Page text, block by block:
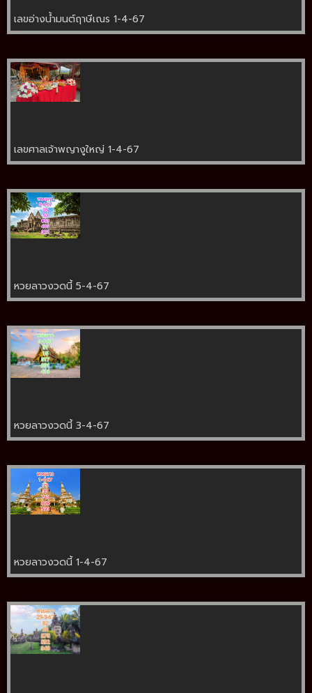
เลขอ่างน้ำมนต์ฤาษีเณร 1-4-67
เลขศาลเจ้าพญางูใหญ่ 1-4-67
หวยลาวงวดนี้ 5-4-67
หวยลาวงวดนี้ 3-4-67
หวยลาวงวดนี้ 1-4-67